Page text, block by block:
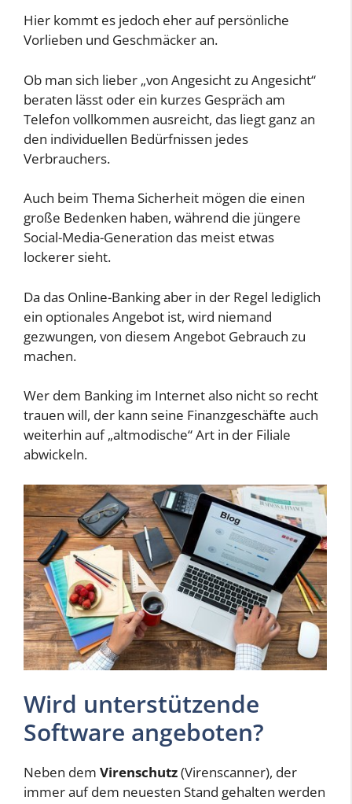
Hier kommt es jedoch eher auf persönliche
Vorlieben und Geschmäcker an.
Ob man sich lieber „von Angesicht zu Angesicht“
beraten lässt oder ein kurzes Gespräch am
Telefon vollkommen ausreicht, das liegt ganz an
den individuellen Bedürfnissen jedes
Verbrauchers.
Auch beim Thema Sicherheit mögen die einen
große Bedenken haben, während die jüngere
Social-Media-Generation das meist etwas
lockerer sieht.
Da das Online-Banking aber in der Regel lediglich
ein optionales Angebot ist, wird niemand
gezwungen, von diesem Angebot Gebrauch zu
machen.
Wer dem Banking im Internet also nicht so recht
trauen will, der kann seine Finanzgeschäfte auch
weiterhin auf „altmodische“ Art in der Filiale
abwickeln.
Wird unterstützende
Software angeboten?
Neben dem Virenschutz(Virenscanner), der
immer auf dem neuesten Stand gehalten werden